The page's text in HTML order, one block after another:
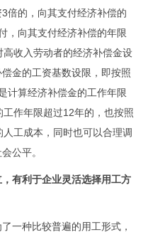
倍的，向其支付经济补偿的
，向其支付经济补偿的年限
收入劳动者的经济补偿金设
金的工资基数设限，即按照
计算经济补偿金的工作年限
作年限超过12年的，也按照
工成本，同时也可以合理调
公平。
有利于企业灵活选择用工方
种比较普遍的用工形式，